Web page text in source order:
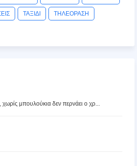
ΤΑΞΙΔΙ ΤΗΛΕΟΡΑΣΗ
χωρίς μπουλούκια δεν περνάει ο χρ...